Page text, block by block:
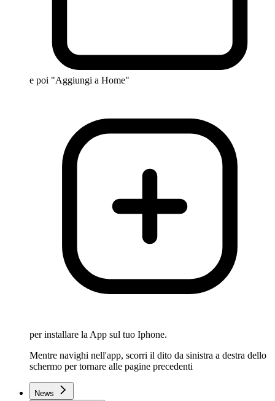
e poi "Aggiungi a Home"
per installare la App sul tuo Iphone.
Mentre navighi nell'app, scorri il dito da sinistra a destra dello
schermo per tornare alle pagine precedenti
News